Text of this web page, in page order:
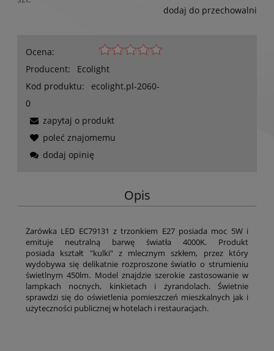
dodaj do przechowalni
Ocena:
Producent:
Ecolight
Kod produktu:
ecolight.pl-2060-
0
zapytaj o produkt
poleć znajomemu
dodaj opinię
Opis
Żarówka LED EC79131 z trzonkiem E27 posiada moc 5W i
emituje neutralną barwę światła 4000K. Produkt
posiada kształt "kulki" z mlecznym szkłem, przez który
wydobywa się delikatnie rozproszone światło o strumieniu
świetlnym 450lm. Model znajdzie szerokie zastosowanie w
lampkach nocnych, kinkietach i żyrandolach. Świetnie
sprawdzi się do oświetlenia pomieszczeń mieszkalnych jak i
użyteczności publicznej w hotelach i restauracjach.